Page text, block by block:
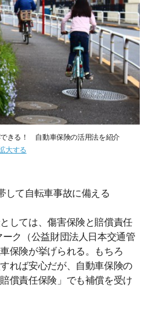
できる！ 自動車保険の活用法を紹介
大する
して自転車事故に備える
しては、傷害保険と賠償責任
ク（公益財団法人日本交通管
保険が挙げられる。もちろ
れば安心だが、自動車保険の
償責任保険」でも補償を受け